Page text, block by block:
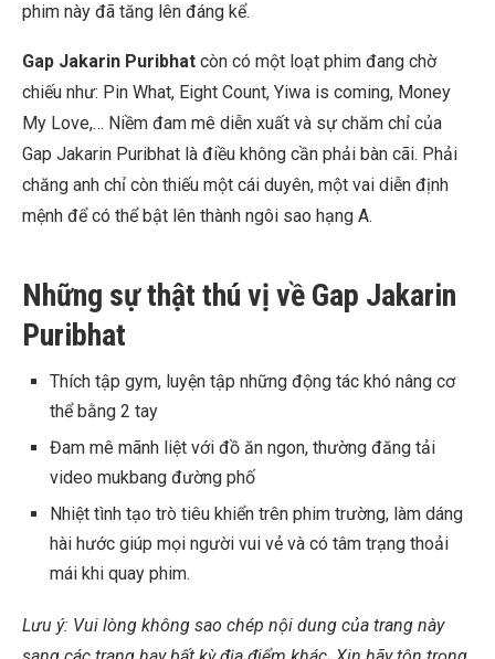
phim này đã tăng lên đáng kể.
Gap Jakarin Puribhat còn có một loạt phim đang chờ
chiếu như: Pin What, Eight Count, Yiwa is coming, Money
My Love,… Niềm đam mê diễn xuất và sự chăm chỉ của
Gap Jakarin Puribhat là điều không cần phải bàn cãi. Phải
chăng anh chỉ còn thiếu một cái duyên, một vai diễn định
mệnh để có thể bật lên thành ngôi sao hạng A.
Những sự thật thú vị về Gap Jakarin
Puribhat
Thích tập gym, luyện tập những động tác khó nâng cơ
thể bằng 2 tay
Đam mê mãnh liệt với đồ ăn ngon, thường đăng tải
video mukbang đường phố
Nhiệt tình tạo trò tiêu khiển trên phim trường, làm dáng
hài hước giúp mọi người vui vẻ và có tâm trạng thoải
mái khi quay phim.
Lưu ý: Vui lòng không sao chép nội dung của trang này